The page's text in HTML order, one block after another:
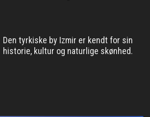
Den tyrkiske by Izmir er kendt for sin
historie, kultur og naturlige skønhed.